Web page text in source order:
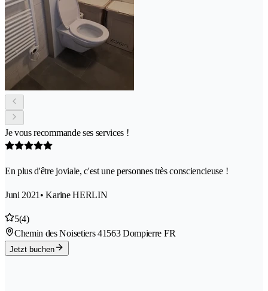
Je vous recommande ses services !
En plus d'être joviale, c'est une personnes très consciencieuse !
Juni 2021 • Karine HERLIN
5(4)
Chemin des Noisetiers 41563 Dompierre FR
Jetzt buchen